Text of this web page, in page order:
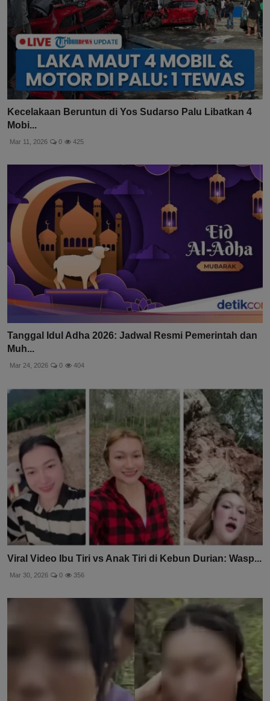
Kecelakaan Beruntun di Yos Sudarso Palu Libatkan 4
Mobi...
Mar 11, 2026 0 425
Tanggal Idul Adha 2026: Jadwal Resmi Pemerintah dan
Muh...
Mar 24, 2026 0 404
Viral Video Ibu Tiri vs Anak Tiri di Kebun Durian: Wasp...
Mar 30, 2026 0 356